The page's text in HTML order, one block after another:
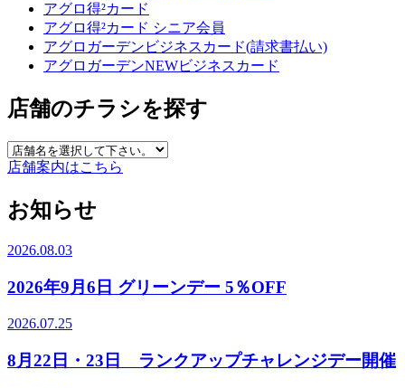
アグロ得²カード
アグロ得²カード シニア会員
アグロガーデンビジネスカード(請求書払い)
アグロガーデンNEWビジネスカード
店舗のチラシを探す
店舗案内はこちら
お知らせ
2026.08.03
2026年9月6日 グリーンデー 5％OFF
2026.07.25
8月22日・23日 ランクアップチャレンジデー開催